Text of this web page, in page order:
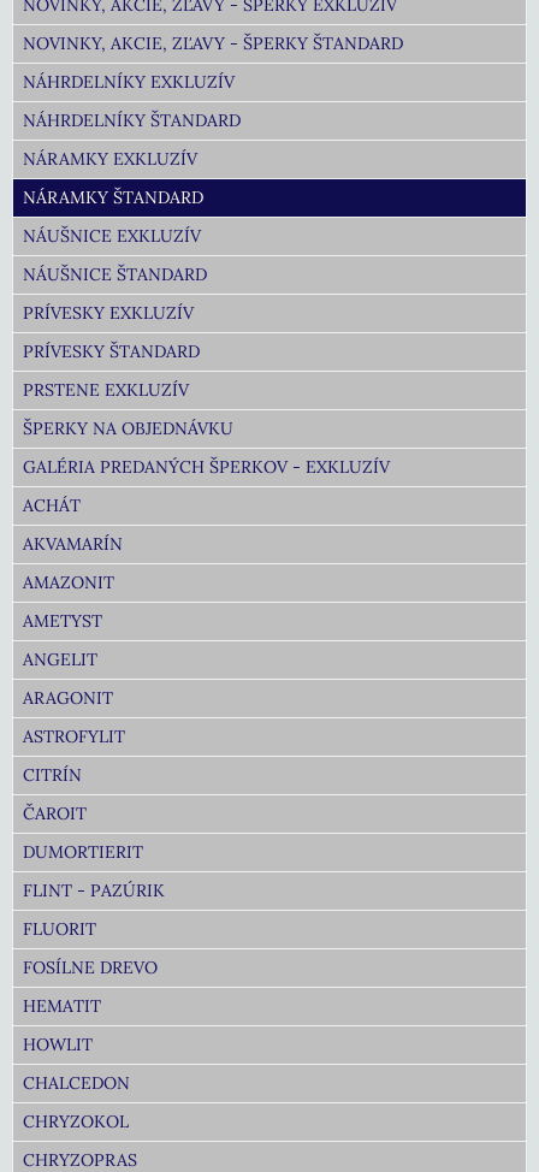
NOVINKY, AKCIE, ZĽAVY - ŠPERKY ŠTANDARD
NÁHRDELNÍKY EXKLUZÍV
NÁHRDELNÍKY ŠTANDARD
NÁRAMKY EXKLUZÍV
NÁRAMKY ŠTANDARD
NÁUŠNICE EXKLUZÍV
NÁUŠNICE ŠTANDARD
PRÍVESKY EXKLUZÍV
PRÍVESKY ŠTANDARD
PRSTENE EXKLUZÍV
ŠPERKY NA OBJEDNÁVKU
GALÉRIA PREDANÝCH ŠPERKOV - EXKLUZÍV
ACHÁT
AKVAMARÍN
AMAZONIT
AMETYST
ANGELIT
ARAGONIT
ASTROFYLIT
CITRÍN
ČAROIT
DUMORTIERIT
FLINT - PAZÚRIK
FLUORIT
FOSÍLNE DREVO
HEMATIT
HOWLIT
CHALCEDON
CHRYZOKOL
CHRYZOPRAS